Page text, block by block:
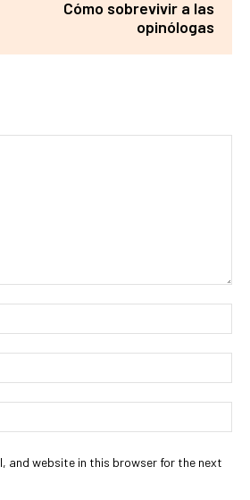
Cómo sobrevivir a las
opinólogas
and website in this browser for the next